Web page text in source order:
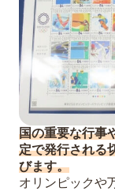
国の重要な行事
定で発行される
びます。
オリンピックや